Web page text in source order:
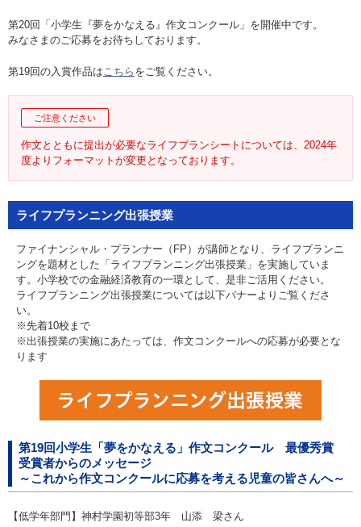
お問い合わせ
学校関係者の方へ
CLOSE
第20回「小学生『夢をかなえる』作文コンクール」を開催中です。
みなさまのご応募をお待ちしております。
第19回の入賞作品はこちら をご覧ください。
ご注意ください
作文とともに提出が必要なライフプランシートについては、2024年
度よりフォーマットが変更となっております。
ライフプランニング出張授業
ファイナンシャル・プランナー（FP）が講師となり、ライフプランニ
ングを題材とした「ライフプランニング出張授業」を実施していま
す。小学校での金融経済教育の一環として、是非ご活用ください。
ライフプランニング出張授業については以下バナーよりご覧くださ
い。
※先着10校まで
※出張授業の実施にあたっては、作文コンクールへの応募が必要とな
ります
第19回小学生「夢をかなえる」作文コンクール 最優秀賞
受賞者からのメッセージ
～これから作文コンクールに応募を考える児童の皆さんへ～
【低学年部門】神村学園初等部3年 山添 梁さん